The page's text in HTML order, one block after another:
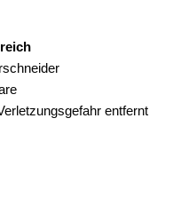
entfernt